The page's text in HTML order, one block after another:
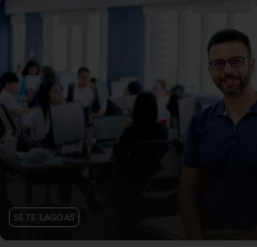
SETE LAGOAS